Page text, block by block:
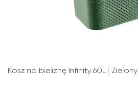
Kosz na bieliznę Infinity 60L | Zielony